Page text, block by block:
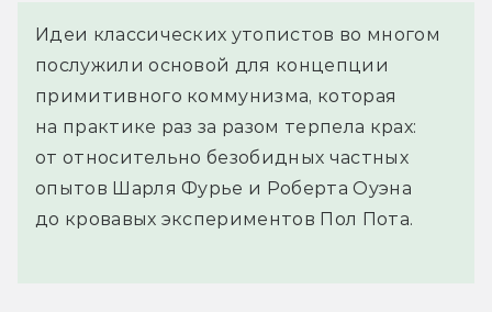
Идеи классических утопистов во многом
послужили основой для концепции
примитивного коммунизма, которая
на практике раз за разом терпела крах:
от относительно безобидных частных
опытов Шарля Фурье и Роберта Оуэна
до кровавых экспериментов Пол Пота.